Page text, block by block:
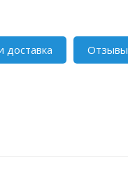
доставка Отзывы